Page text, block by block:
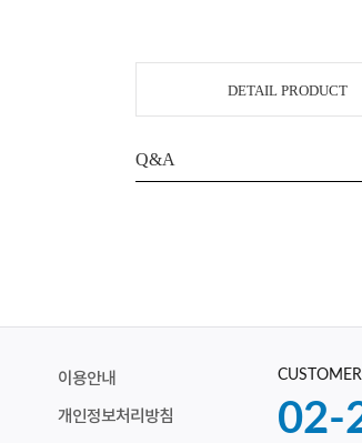
DETAIL PRODUCT
Q&A
이용안내
개인정보처리방침
02-